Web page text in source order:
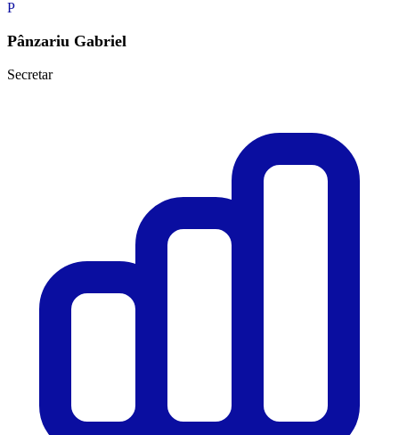
P
Pânzariu Gabriel
Secretar